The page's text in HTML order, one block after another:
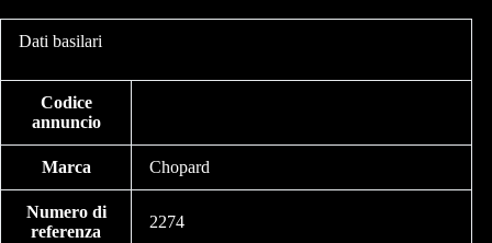
Dati basilari
Codice
annuncio
Marca Chopard
Numero di
referenza
2274